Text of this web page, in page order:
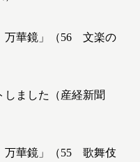
万華鏡」（56 文楽の
しました（産経新聞
万華鏡」（55 歌舞伎